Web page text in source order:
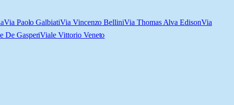
Via Paolo GalbiatiVia Vincenzo BelliniVia Thomas Alva EdisonVia
De GasperiViale Vittorio Veneto